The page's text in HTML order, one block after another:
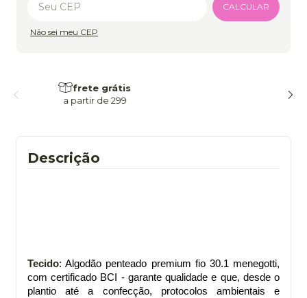
CALCULAR
Não sei meu CEP
a partir de 299
Descrição
Tecido: Algodão penteado premium fio 30.1 menegotti,
com certificado BCI - garante qualidade e que, desde o
plantio até a confecção, protocolos ambientais e